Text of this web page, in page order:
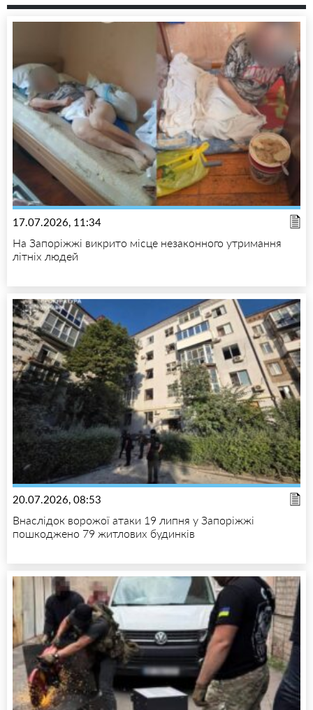
17.07.2026, 11:34
На Запоріжжі викрито місце незаконного утримання
літніх людей
20.07.2026, 08:53
Внаслідок ворожої атаки 19 липня у Запоріжжі
пошкоджено 79 житлових будинків